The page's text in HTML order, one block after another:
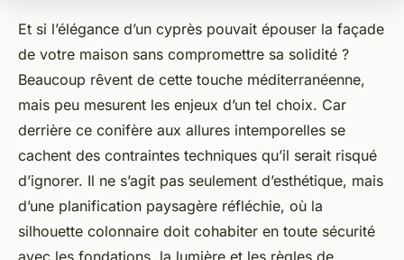
Et si l’élégance d’un cyprès pouvait épouser la façade
de votre maison sans compromettre sa solidité ?
Beaucoup rêvent de cette touche méditerranéenne,
mais peu mesurent les enjeux d’un tel choix. Car
derrière ce conifère aux allures intemporelles se
cachent des contraintes techniques qu’il serait risqué
d’ignorer. Il ne s’agit pas seulement d’esthétique, mais
d’une planification paysagère réfléchie, où la
silhouette colonnaire doit cohabiter en toute sécurité